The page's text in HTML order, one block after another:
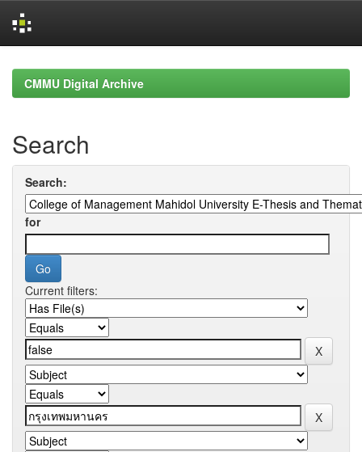
navigationCMMU Digital Archive
Search
Search:
for
Current filters: